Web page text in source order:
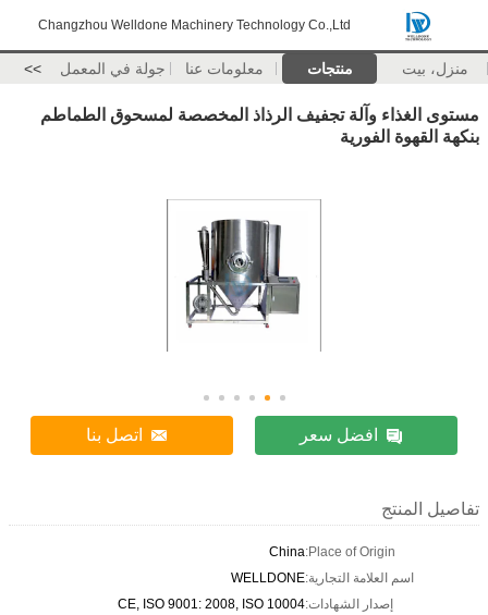
Changzhou Welldone Machinery Technology Co.,Ltd
منزل، بيت منتجات معلومات عنا جولة في المعمل >>
مستوى الغذاء وآلة تجفيف الرذاذ المخصصة لمسحوق الطماطم
بنكهة القهوة الفورية
افضل سعر اتصل بنا
تفاصيل المنتج
Place of Origin:
China
اسم العلامة التجارية:WELLDONE
إصدار الشهادات:CE, ISO 9001: 2008, ISO 10004